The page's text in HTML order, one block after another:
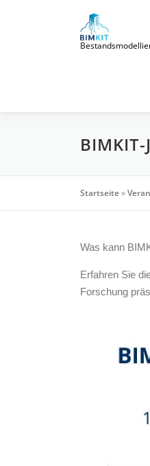
BIMKIT-
Startseite»
Was kann
Erfahren Sie
Forschung